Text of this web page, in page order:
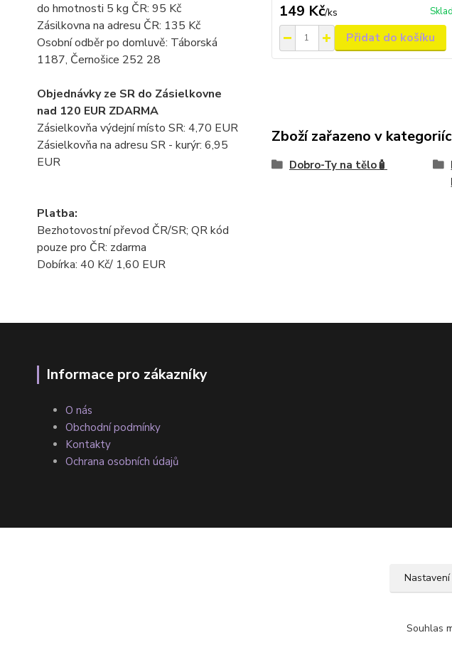
do hmotnosti 5 kg ČR: 95 Kč
Zásilkovna na adresu ČR: 135 Kč
Osobní odběr po domluvě: Táborská
1187, Černošice 252 28
Objednávky ze SR do Zásielkovne
nad 120 EUR ZDARMA
Zásielkovňa výdejní místo SR: 4,70 EUR
Zásielkovňa na adresu SR - kurýr: 6,95
EUR
Platba:
Bezhotovostní převod ČR/SR; QR kód
pouze pro ČR: zdarma
Dobírka: 40 Kč/ 1,60 EUR
149 Kč/ks
Přidat do košíku
Zboží zařazeno v
Dobro-Ty na tělo🧴
Informace pro zákazníky
O nás
Obchodní podmínky
Kontakty
Ochrana osobních údajů
Nastavení
Souhlas